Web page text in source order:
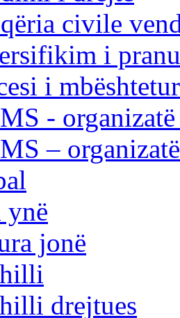
civile
i
i
-
–
ynë
jonë
drejtues